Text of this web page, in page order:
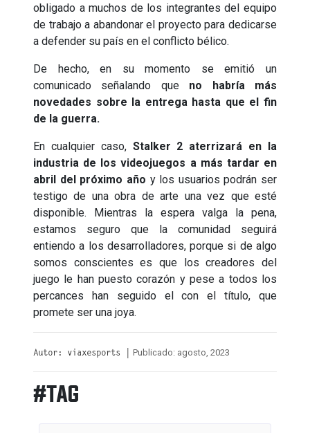
obligado a muchos de los integrantes del equipo
de trabajo a abandonar el proyecto para dedicarse
a defender su país en el conflicto bélico.
De hecho, en su momento se emitió un
comunicado señalando queno habría más
novedades sobre la entrega hasta que el fin
de la guerra.
En cualquier caso, Stalker 2 aterrizará en la
industria de los videojuegos a más tardar en
abril del próximo año y los usuarios podrán ser
testigo de una obra de arte una vez que esté
disponible. Mientras la espera valga la pena,
estamos seguro que la comunidad seguirá
entiendo a los desarrolladores, porque si de algo
somos conscientes es que los creadores del
juego le han puesto corazón y pese a todos los
percances han seguido el con el título, que
promete ser una joya.
Autor: viaxesports | Publicado: agosto, 2023
#TAG